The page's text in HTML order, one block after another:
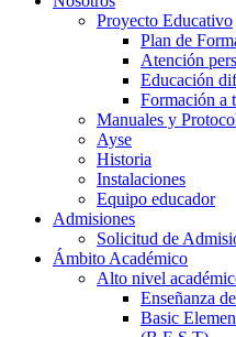
Proyecto Educativo
Plan de
Atención
Educación
Formación a
Manuales y
Ayse
Historia
Instalaciones
Equipo educador
Admisiones
Solicitud de
Ámbito Académico
Alto nivel
Enseñanza
Basic